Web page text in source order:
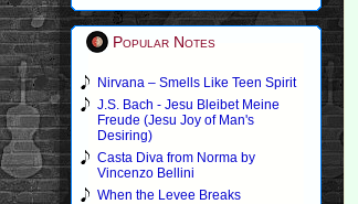
Popular Notes
Nirvana – Smells Like Teen Spirit
J.S. Bach - Jesu Bleibet Meine
Freude (Jesu Joy of Man's
Desiring)
Casta Diva from Norma by
Vincenzo Bellini
When the Levee Breaks